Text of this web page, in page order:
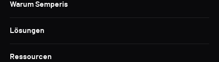
Warum Semperis
Lösungen
Ressourcen